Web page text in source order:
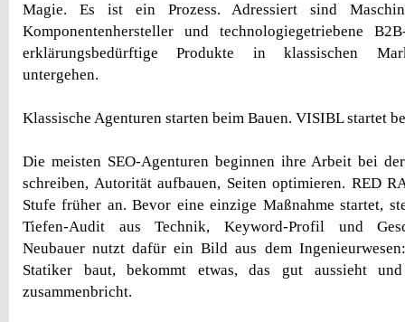
Magie. Es ist ein Prozess. Adressiert sind
Komponentenhersteller und technologiegetriebene
erklärungsbedürftige Produkte in klassischen
untergehen.
Klassische Agenturen starten beim Bauen. VISIBL startet
Die meisten SEO-Agenturen beginnen ihre Arbeit bei
schreiben, Autorität aufbauen, Seiten optimieren. RED
Stufe früher an. Bevor eine einzige Maßnahme startet,
Tiefen-Audit aus Technik, Keyword-Profil und
Neubauer nutzt dafür ein Bild aus dem
Statiker baut, bekommt etwas, das gut aussieht
zusammenbricht.